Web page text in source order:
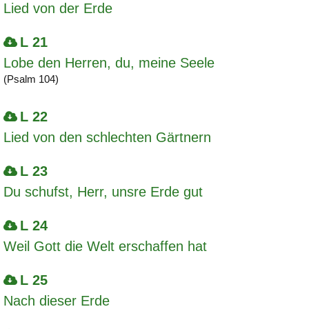
Lied von der Erde
L 21
Lobe den Herren, du, meine Seele
(Psalm 104)
L 22
Lied von den schlechten Gärtnern
L 23
Du schufst, Herr, unsre Erde gut
L 24
Weil Gott die Welt erschaffen hat
L 25
Nach dieser Erde